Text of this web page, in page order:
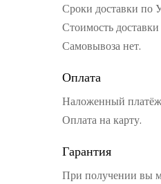
Сроки доставки по
Стоимость
Самовывоза нет.
Оплата
Наложенный
Оплата на карту.
Гарантия
При получении вы